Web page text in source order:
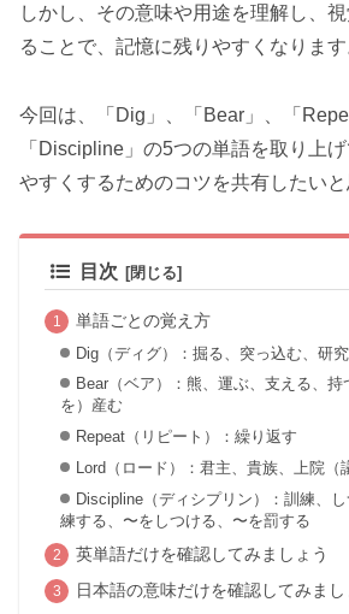
しかし、その意味や用途を理解し、
ることで、記憶に残りやすくなります
今回は、「Dig」、「Bear」、「
「Discipline」の5つの単語を取り上
やすくするためのコツを共有したいと
目次
単語ごとの覚え方
Dig（ディグ）：掘る、突っ込む、研
Bear（ベア）：熊、運ぶ、支える、
を）産む
Repeat（リピート）：繰り返す
Lord（ロード）：君主、貴族、上院（
Discipline（ディシプリン）：訓練、
練する、〜をしつける、〜を罰する
英単語だけを確認してみましょう
日本語の意味だけを確認してみまし